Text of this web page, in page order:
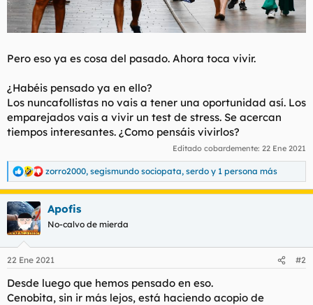
Pero eso ya es cosa del pasado. Ahora toca vivir.
¿Habéis pensado ya en ello?
Los nuncafollistas no vais a tener una oportunidad así. Los
emparejados vais a vivir un test de stress. Se acercan
tiempos interesantes. ¿Como pensáis vivirlos?
Editado cobardemente: 22 Ene 2021
R
e
a
c
c
i
e
:
zorro2000, segismundo sociopata, serdo y 1 persona más
Apofis
No-calvo de mierda
22 Ene 2021 #2
Desde luego que hemos pensado en eso.
Cenobita, sin ir más lejos, está haciendo acopio de